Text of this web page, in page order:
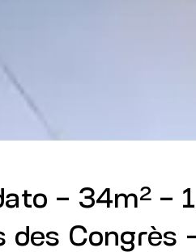
- 34m² -
des Congrès